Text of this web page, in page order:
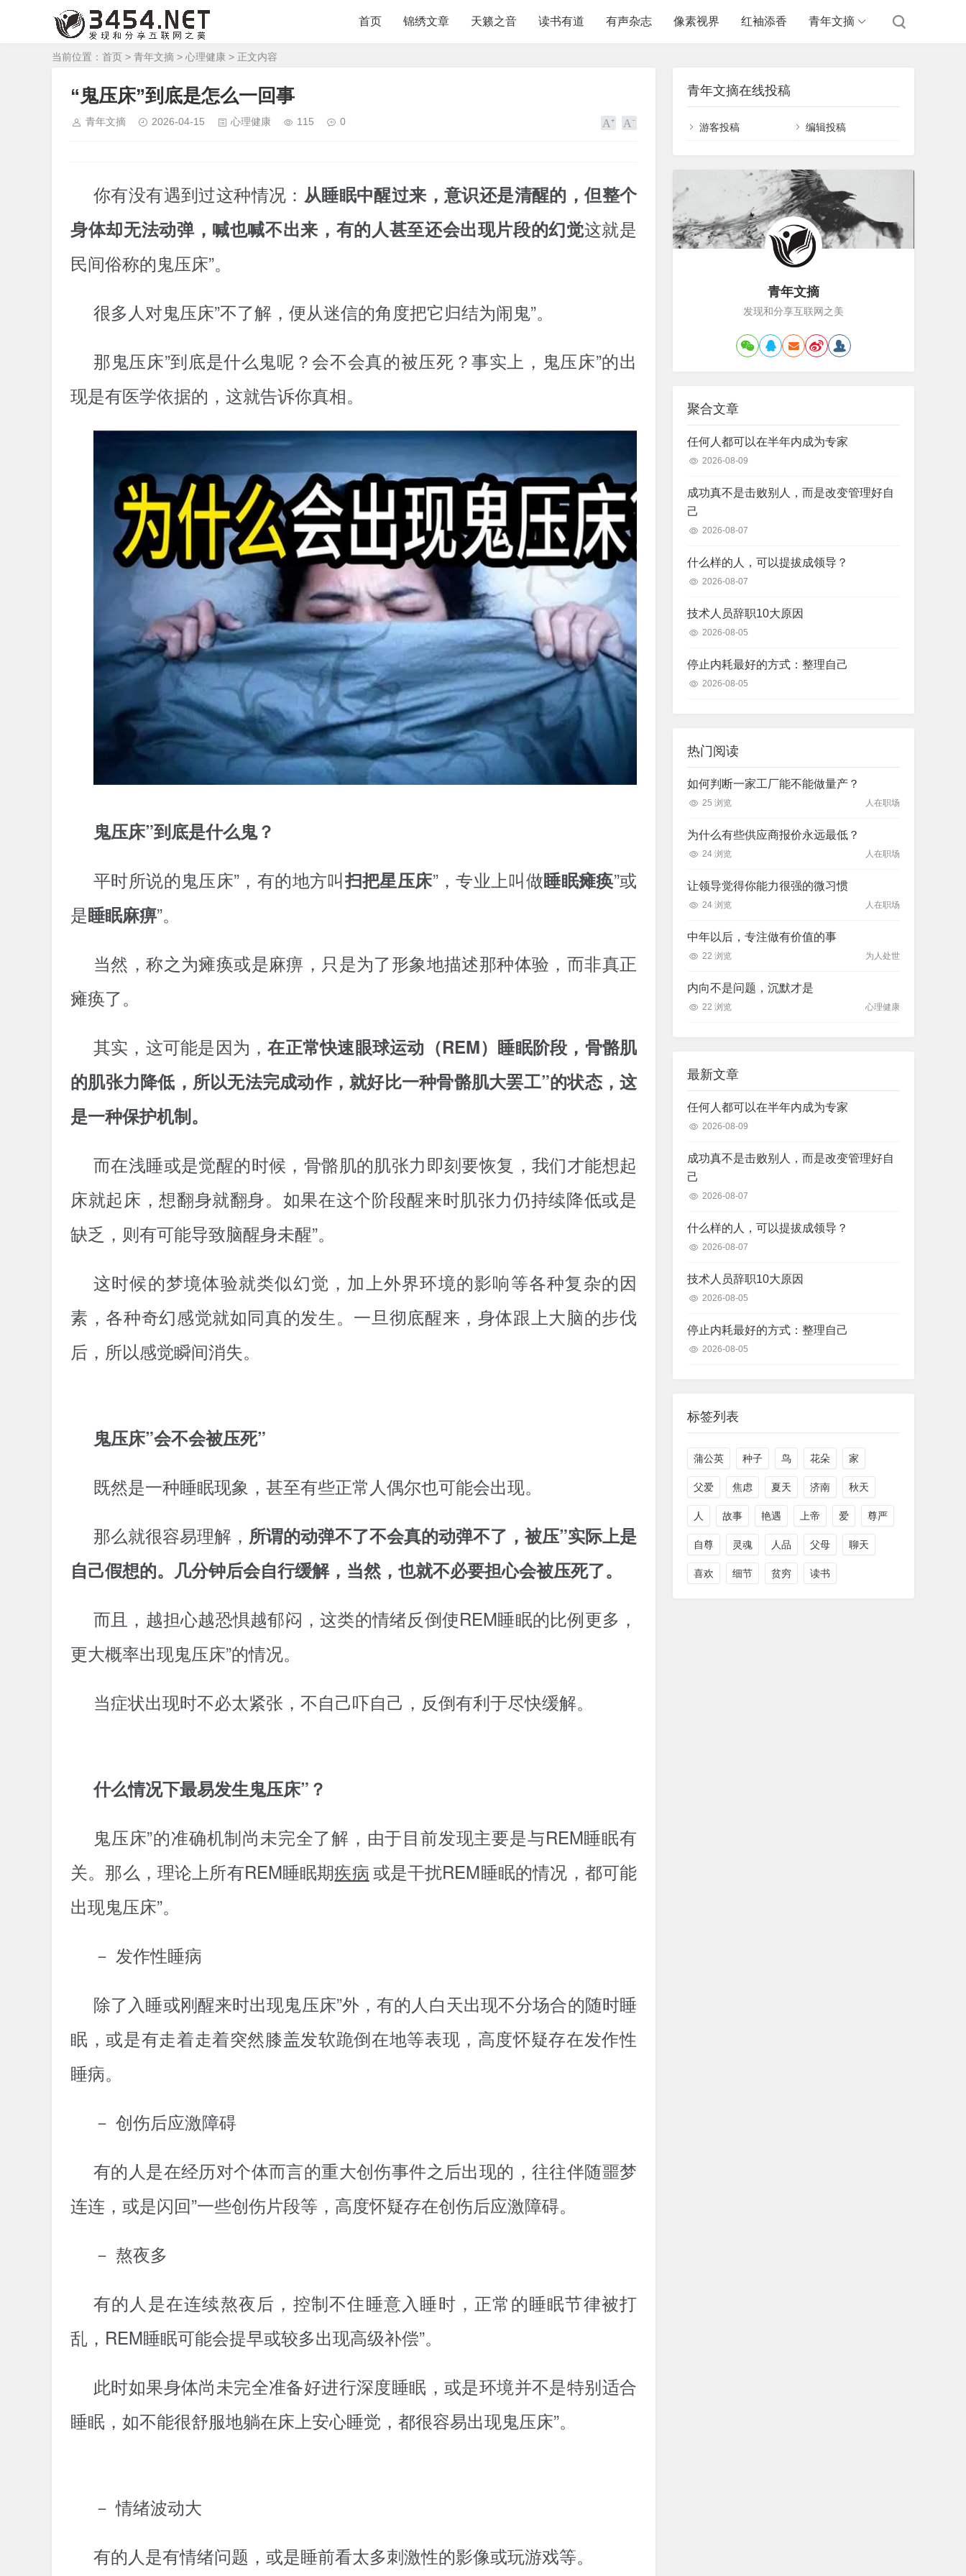
首页 锦绣文章 天籁之音 读书有道 有声杂志 像素视界 红袖添香 青年文摘
当前位置： 首页 > 青年文摘 > 心理健康 > 正文内容
“鬼压床”到底是怎么一回事
青年文摘 2026-04-15 心理健康 115 0
你有没有遇到过这种情况： 从睡眠中醒过来，意识还是清醒的，但整个
身体却无法动弹，喊也喊不出来，有的人甚至还会出现片段的幻觉这就是
民间俗称的鬼压床”。
很多人对鬼压床”不了解，便从迷信的角度把它归结为闹鬼”。
那鬼压床”到底是什么鬼呢？会不会真的被压死？事实上，鬼压床”的出
现是有医学依据的，这就告诉你真相。
鬼压床”到底是什么鬼？
平时所说的鬼压床”，有的地方叫扫把星压床”，专业上叫做睡眠瘫痪”或
是睡眠麻痹”。
当然，称之为瘫痪或是麻痹，只是为了形象地描述那种体验，而非真正
瘫痪了。
其实，这可能是因为，在正常快速眼球运动（REM）睡眠阶段，骨骼肌
的肌张力降低，所以无法完成动作，就好比一种骨骼肌大罢工”的状态，这
是一种保护机制。
而在浅睡或是觉醒的时候，骨骼肌的肌张力即刻要恢复，我们才能想起
床就起床，想翻身就翻身。如果在这个阶段醒来时肌张力仍持续降低或是
缺乏，则有可能导致脑醒身未醒”。
这时候的梦境体验就类似幻觉，加上外界环境的影响等各种复杂的因
素，各种奇幻感觉就如同真的发生。一旦彻底醒来，身体跟上大脑的步伐
后，所以感觉瞬间消失。
鬼压床”会不会被压死”
既然是一种睡眠现象，甚至有些正常人偶尔也可能会出现。
那么就很容易理解， 所谓的动弹不了不会真的动弹不了，被压”实际上是
自己假想的。几分钟后会自行缓解，当然，也就不必要担心会被压死了。
而且，越担心越恐惧越郁闷，这类的情绪反倒使REM睡眠的比例更多，
更大概率出现鬼压床”的情况。
当症状出现时不必太紧张，不自己吓自己，反倒有利于尽快缓解。
什么情况下最易发生鬼压床”？
鬼压床”的准确机制尚未完全了解，由于目前发现主要是与REM睡眠有
关。那么，理论上所有REM睡眠期疾病或是干扰REM睡眠的情况，都可能
出现鬼压床”。
－ 发作性睡病
除了入睡或刚醒来时出现鬼压床”外，有的人白天出现不分场合的随时睡
眠，或是有走着走着突然膝盖发软跪倒在地等表现，高度怀疑存在发作性
睡病。
－ 创伤后应激障碍
有的人是在经历对个体而言的重大创伤事件之后出现的，往往伴随噩梦
连连，或是闪回”一些创伤片段等，高度怀疑存在创伤后应激障碍。
－ 熬夜多
有的人是在连续熬夜后，控制不住睡意入睡时，正常的睡眠节律被打
乱，REM睡眠可能会提早或较多出现高级补偿”。
此时如果身体尚未完全准备好进行深度睡眠，或是环境并不是特别适合
睡眠，如不能很舒服地躺在床上安心睡觉，都很容易出现鬼压床”。
－ 情绪波动大
有的人是有情绪问题，或是睡前看太多刺激性的影像或玩游戏等。
青年文摘在线投稿
游客投稿 编辑投稿
青年文摘
发现和分享互联网之美
聚合文章
任何人都可以在半年内成为专家
2026-08-09
成功真不是击败别人，而是改变管理好自
己
2026-08-07
什么样的人，可以提拔成领导？
2026-08-07
技术人员辞职10大原因
2026-08-05
停止内耗最好的方式：整理自己
2026-08-05
热门阅读
如何判断一家工厂能不能做量产？
25 浏览 人在职场
为什么有些供应商报价永远最低？
24 浏览 人在职场
让领导觉得你能力很强的微习惯
24 浏览 人在职场
中年以后，专注做有价值的事
22 浏览 为人处世
内向不是问题，沉默才是
22 浏览 心理健康
最新文章
任何人都可以在半年内成为专家
2026-08-09
成功真不是击败别人，而是改变管理好自
己
2026-08-07
什么样的人，可以提拔成领导？
2026-08-07
技术人员辞职10大原因
2026-08-05
停止内耗最好的方式：整理自己
2026-08-05
标签列表
蒲公英 种子 鸟 花朵 家
父爱 焦虑 夏天 济南 秋天
人 故事 艳遇 上帝 爱 尊严
自尊 灵魂 人品 父母 聊天
喜欢 细节 贫穷 读书